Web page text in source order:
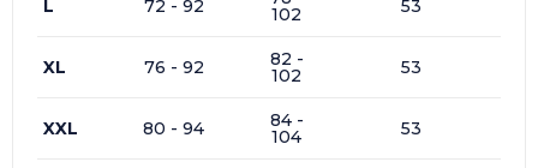
L 72 - 92 102 53
XL 76 - 92 82 -
102 53
XXL 80 - 94 84 -
104 53